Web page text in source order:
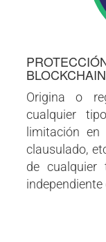
BLOCKCHAIN
Origina o
cualquier
limitación
clausulado,
de